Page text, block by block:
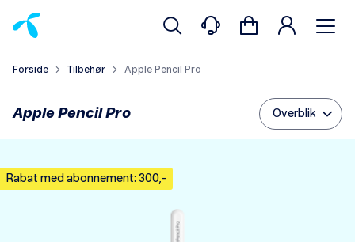
Forside Tilbehør Apple Pencil Pro
Apple Pencil Pro Overblik
Rabat med abonnement: 300,-